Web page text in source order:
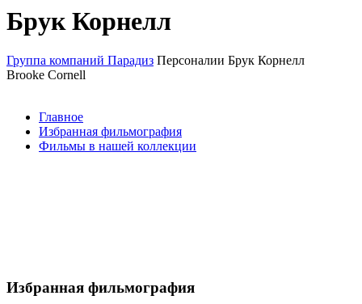
Брук Корнелл
Группа компаний Парадиз Персоналии Брук Корнелл
Brooke Cornell
Главное
Избранная фильмография
Фильмы в нашей коллекции
Избранная фильмография